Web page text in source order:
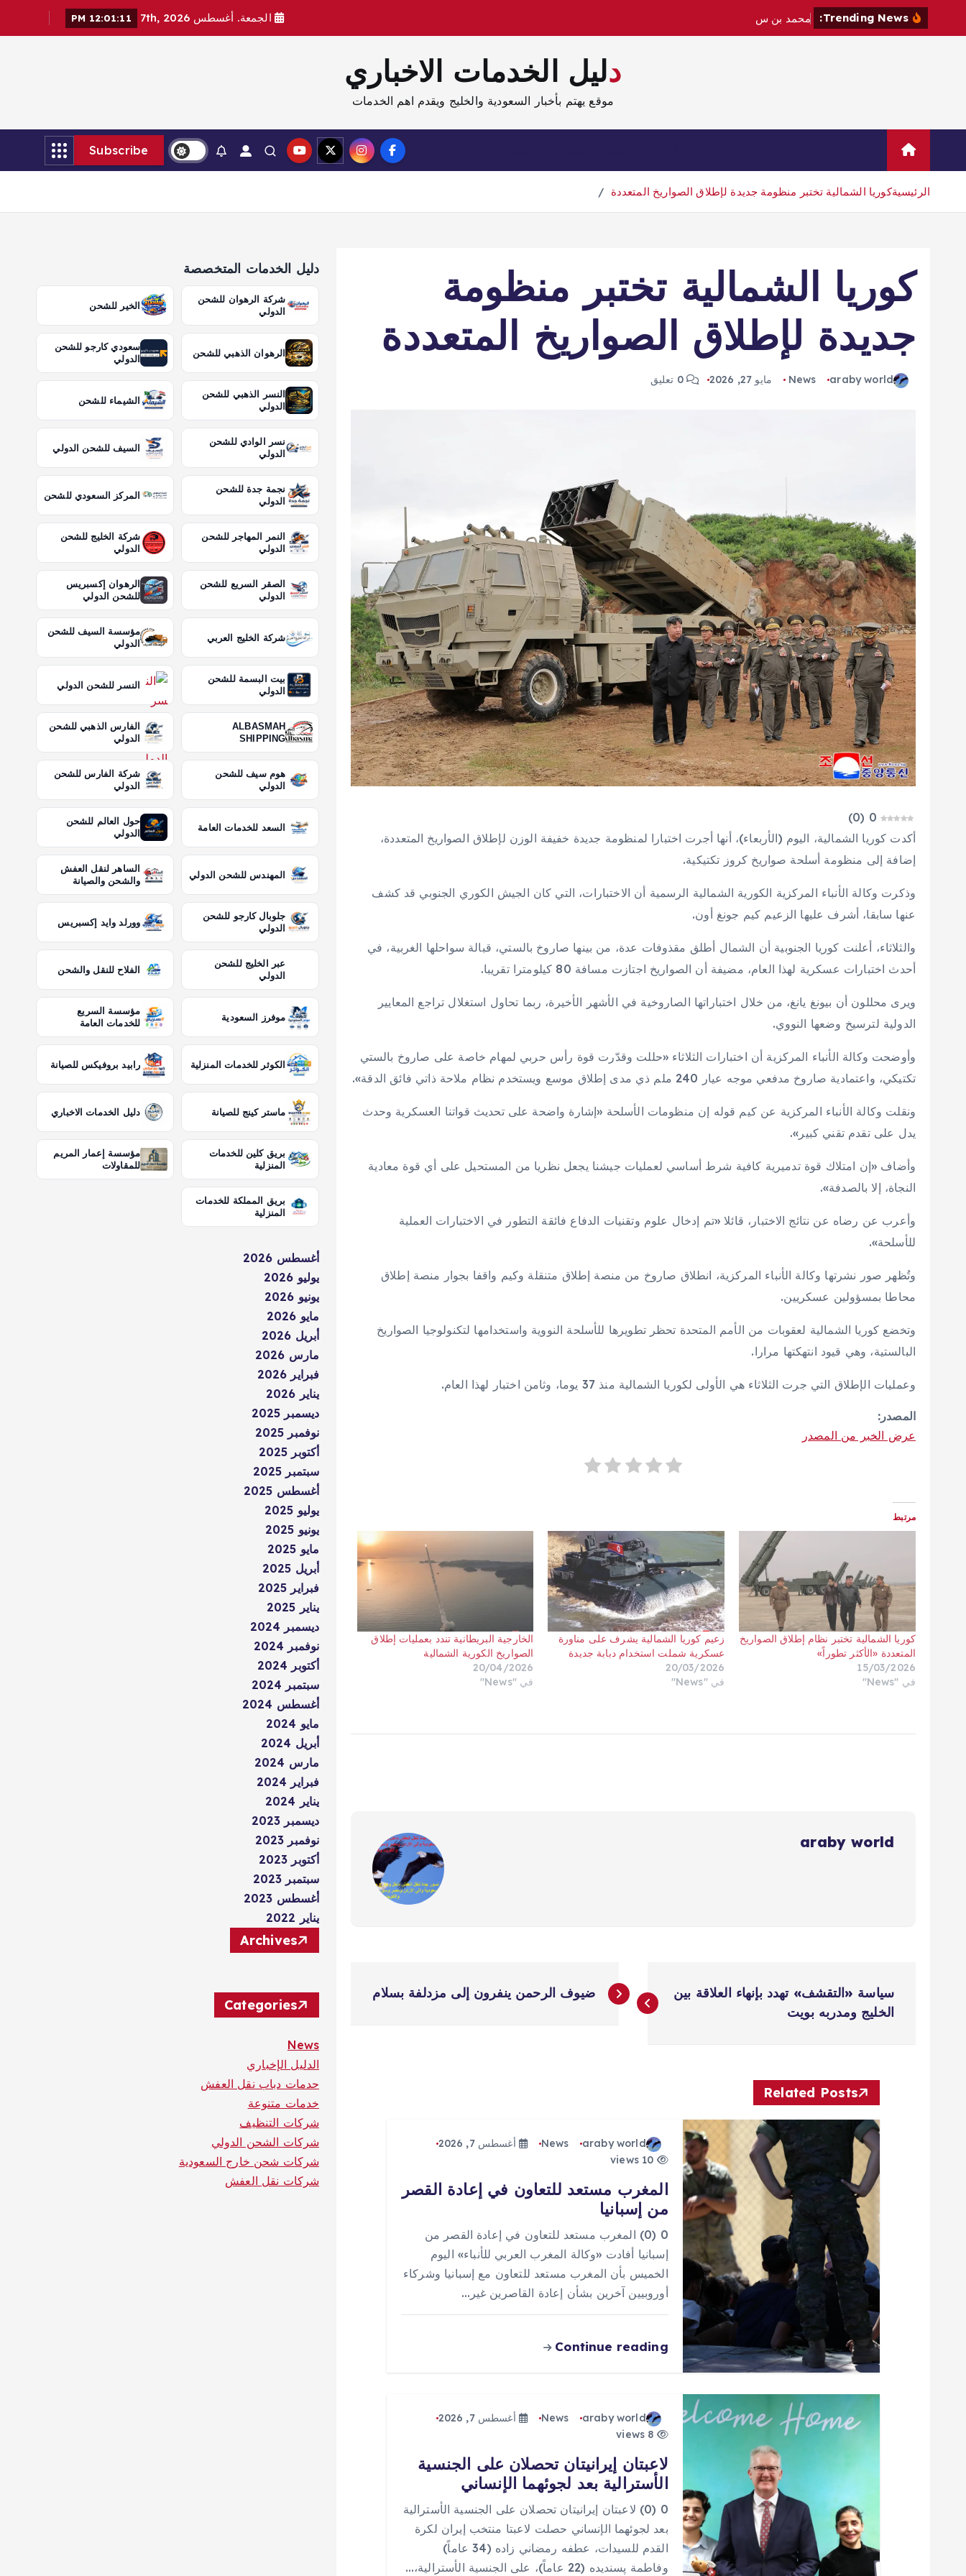
محمد بن س ل الجمعة. أغسطس 7th, 2026 12:01:13 PM
دليل الخدمات الاخباري
موقع يهتم بأخبار السعودية والخليج ويقدم اهم الخدمات
Subscribe
الرئيسيةكوريا الشمالية تختبر منظومة جديدة لإطلاق الصواريخ المتعددة
كوريا الشمالية تختبر منظومة
جديدة لإطلاق الصواريخ المتعددة
araby world
News مايو 27, 2026 0 تعليق
0
(
0
)
أكدت كوريا الشمالية، اليوم (الأربعاء)، أنها أجرت اختبارا لمنظومة جديدة خفيفة الوزن لإطلاق الصواريخ المتعددة،
إضافة إلى منظومة أسلحة صواريخ كروز تكتيكية.
وذكرت وكالة الأنباء المركزية الكورية الشمالية الرسمية أن الاختبارات، التي كان الجيش الكوري الجنوبي قد كشف
عنها سابقا، أشرف عليها الزعيم كيم جونغ أون.
والثلاثاء، أعلنت كوريا الجنوبية أن الشمال أطلق مقذوفات عدة، من بينها صاروخ بالستي، قبالة سواحلها الغربية، في
أحدث اختبارات عسكرية لهذا العام، مضيفة أن الصواريخ اجتازت مسافة 80 كيلومترا تقريبا.
ويرى محللون أن بيونغ يانغ، من خلال اختباراتها الصاروخية في الأشهر الأخيرة، ربما تحاول استغلال تراجع المعايير
الدولية لترسيخ وضعها النووي.
وأوضحت وكالة الأنباء المركزية أن اختبارات الثلاثاء «حللت وقدّرت قوة رأس حربي لمهام خاصة على صاروخ بالستي
تكتيكي، واعتمادية صاروخ مدفعي موجه عيار 240 ملم ذي مدى إطلاق موسع ويستخدم نظام ملاحة ذاتي فائق الدقة».
ونقلت وكالة الأنباء المركزية عن كيم قوله إن منظومات الأسلحة «إشارة واضحة على تحديث قواتنا العسكرية وحدث
يدل على تقدم تقني كبير».
وأضاف «إن امتلاك قوة تدميرية كافية شرط أساسي لعمليات جيشنا يجعل نظريا من المستحيل على أي قوة معادية
النجاة، إلا بالصدفة».
وأعرب عن رضاه عن نتائج الاختبار، قائلا «تم إدخال علوم وتقنيات الدفاع فائقة التطور في الاختبارات العملية
للأسلحة».
وتُظهر صور نشرتها وكالة الأنباء المركزية، انطلاق صاروخ من منصة إطلاق متنقلة وكيم واقفا بجوار منصة إطلاق
محاطا بمسؤولين عسكريين.
وتخضع كوريا الشمالية لعقوبات من الأمم المتحدة تحظر تطويرها للأسلحة النووية واستخدامها لتكنولوجيا الصواريخ
البالستية، وهي قيود انتهكتها مرارا.
وعمليات الإطلاق التي جرت الثلاثاء هي الأولى لكوريا الشمالية منذ 37 يوما، وثامن اختبار لهذا العام.
المصدر:
عرض الخبر من المصدر
مرتبط
كوريا الشمالية تختبر نظام إطلاق الصواريخ
المتعددة «الأكثر تطوراً»
15/03/2026
في "News"
زعيم كوريا الشمالية يشرف على مناورة
عسكرية شملت استخدام دبابة جديدة
20/03/2026
في "News"
الخارجية البريطانية تندد بعمليات إطلاق
الصواريخ الكورية الشمالية
20/04/2026
في "News"
araby world
ص
سياسة «التقشف» تهدد بإنهاء العلاقة بين
الخليج ومدربه بويت
ضيوف الرحمن ينفرون إلى مزدلفة بسلام
Related Posts
araby world
News
أغسطس 7, 2026
المغرب مستعد للتعاون في إعادة القصر
من إسبانيا
0 (0) المغرب مستعد للتعاون في إعادة القصر من
إسبانيا أفادت «وكالة المغرب العربي للأنباء» اليوم
الخميس بأن المغرب مستعد للتعاون مع إسبانيا وشركاء
أوروبيين آخرين بشأن إعادة القاصرين غير…
Continue reading
araby world
News
أغسطس 7, 2026
لاعبتان إيرانيتان تحصلان على الجنسية
الأسترالية بعد لجوئهما الإنساني
0 (0) لاعبتان إيرانيتان تحصلان على الجنسية الأسترالية
بعد لجوئهما الإنساني حصلت لاعبتا منتخب إيران لكرة
القدم للسيدات، عطفه رمضاني زاده (34 عاماً)
وفاطمة پسنديده (22 عاماً)، على الجنسية الأسترالية،…
دليل الخدمات المتخصصة
شركة الرهوان للشحن
الدولي
الخير للشحن
الرهوان الذهبي للشحن
سعودي كارجو للشحن
الدولي
النسر الذهبي للشحن
الدولي
الشيماء للشحن
نسر الوادي للشحن
الدولي
السيف للشحن الدولي
نجمة جدة للشحن
الدولي
المركز السعودي للشحن
النمر المهاجر للشحن
الدولي
شركة الخليج للشحن
الدولي
الصقر السريع للشحن
الدولي
الرهوان إكسبريس
للشحن الدولي
شركة الخليج العربي
مؤسسة السيف للشحن
الدولي
بيت البسمة للشحن
الدولي
النسر للشحن الدولي
ALBASMAH
SHIPPING
الفارس الذهبي للشحن
الدولي
هوم سيف للشحن
الدولي
شركة الفارس للشحن
الدولي
السعد للخدمات العامة
حول العالم للشحن
الدولي
المهندس للشحن الدولي
الساهر لنقل العفش
والشحن والصيانة
جلوبال كارجو للشحن
الدولي
وورلد وايد إكسبريس
عبر الخليج للشحن
الدولي
الفلاح للنقل والشحن
موفرز السعودية
مؤسسة السريع
للخدمات العامة
الكوثر للخدمات المنزلية رابيد بروفيكس للصيانة
ماستر كينج للصيانة دليل الخدمات الاخباري
بريق كلين للخدمات
المنزلية
مؤسسة إعمار المريم
للمقاولات
بريق المملكة للخدمات
المنزلية
أغسطس 2026
يوليو 2026
يونيو 2026
مايو 2026
أبريل 2026
مارس 2026
فبراير 2026
يناير 2026
ديسمبر 2025
نوفمبر 2025
أكتوبر 2025
سبتمبر 2025
أغسطس 2025
يوليو 2025
يونيو 2025
مايو 2025
أبريل 2025
فبراير 2025
يناير 2025
ديسمبر 2024
نوفمبر 2024
أكتوبر 2024
سبتمبر 2024
أغسطس 2024
مايو 2024
أبريل 2024
مارس 2024
فبراير 2024
يناير 2024
ديسمبر 2023
نوفمبر 2023
أكتوبر 2023
سبتمبر 2023
أغسطس 2023
يناير 2022
Archives
Categories
News
الدليل الإخباري
حدمات دباب نقل العفش
خدمات متنوعة
شركات التنظيف
شركات الشحن الدولي
شركات شحن خارج السعودية
شركات نقل العفش